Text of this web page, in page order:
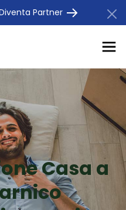
Partner
Casa a